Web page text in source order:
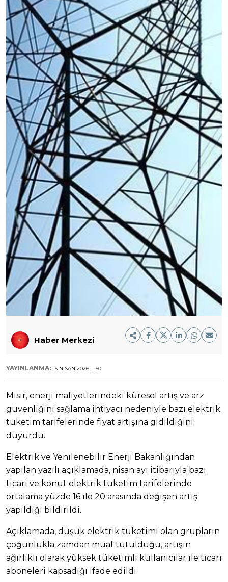
Haber Merkezi
YAYINLANMA: 5 NISAN 2026 11:50
Mısır, enerji maliyetlerindeki küresel artış ve arz
güvenliğini sağlama ihtiyacı nedeniyle bazı elektrik
tüketim tarifelerinde fiyat artışına gidildiğini
duyurdu.
Elektrik ve Yenilenebilir Enerji Bakanlığından
yapılan yazılı açıklamada, nisan ayı itibarıyla bazı
ticari ve konut elektrik tüketim tarifelerinde
ortalama yüzde 16 ile 20 arasında değişen artış
yapıldığı bildirildi.
Açıklamada, düşük elektrik tüketimi olan grupların
çoğunlukla zamdan muaf tutulduğu, artışın
ağırlıklı olarak yüksek tüketimli kullanıcılar ile ticari
aboneleri kapsadığı ifade edildi.